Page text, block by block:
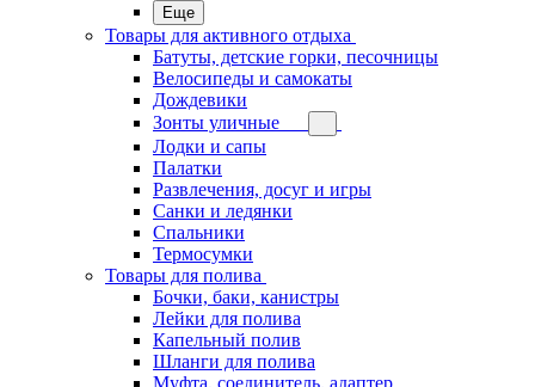
Еще
Товары для активного отдыха
Батуты, детские горки, песочницы
Велосипеды и самокаты
Дождевики
Зонты уличные
Лодки и сапы
Палатки
Развлечения, досуг и игры
Санки и ледянки
Спальники
Термосумки
Товары для полива
Бочки, баки, канистры
Лейки для полива
Капельный полив
Шланги для полива
Муфта, соединитель, адаптер